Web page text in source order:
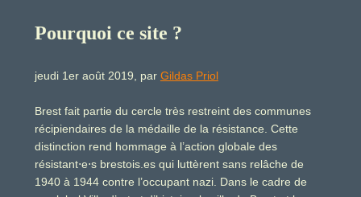
Pourquoi ce site ?
jeudi 1er août 2019, par Gildas Priol
Brest fait partie du cercle très restreint des communes
récipiendaires de la médaille de la résistance. Cette
distinction rend hommage à l’action globale des
résistant⋅e⋅s brestois.es qui luttèrent sans relâche de
1940 à 1944 contre l’occupant nazi. Dans le cadre de